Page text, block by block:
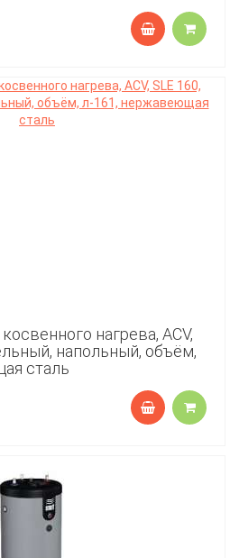
нагрева, ACV,
напольный, объём,
сталь